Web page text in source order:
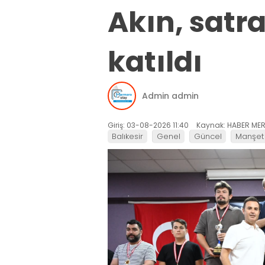
Akın,
katıldı
Admin admin
Giriş: 03-08-2026 11:40 Kaynak: HABER
Balıkesir Genel Güncel Manşet